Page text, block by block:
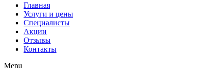
Главная
Услуги и цены
Специалисты
Акции
Отзывы
Контакты
Menu